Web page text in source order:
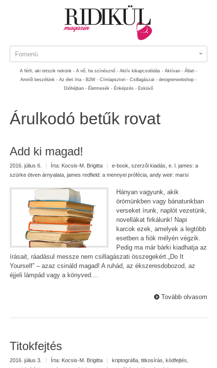
Fomenü
A férfi, aki tetszik nekünk - A nő, ha színésznő - Aktív kikapcsolódás - Aktívan - Állati -
Amiről beszélünk - Az élet írta - B2W - Címlapsztori - Csillagászat - designerwebshop -
Dióhéjban - Életmesék - Énképzés - Esküvő
Árulkodó betűk rovat
Add ki magad!
2016. július 6. | Írta: Kocsis-M. Brigitta | e-book szerzői kiadás e. l. james: a
szürke ötven árnyalata james redfield: a mennyei prófécia andy weir: marsi
Hányan vagyunk, akik
örömünkben vagy bánatunkban
verseket írunk, naplót vezetünk,
novellákat firkálunk! Napi
karcok ezek, amelyek a legtöbb
esetben a fiók mélyén végzik.
Pedig ma már bárki kiadhatja az
írásait, ráadásul messze nem csillagászati összegekért.„Do It
Yourself” – azaz csináld magad! A ruhád, az ékszeresdobozod, az
éjjeli lámpád vagy a könyved....
Tovább olvasom
Titokfejtés
2016. július 3. | Írta: Kocsis-M. Brigitta | kriptográfia titkosírás kódfejtés